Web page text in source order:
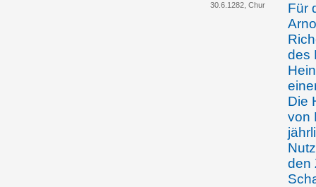
30.6.1282, Chur
Für
des
Die
von
den